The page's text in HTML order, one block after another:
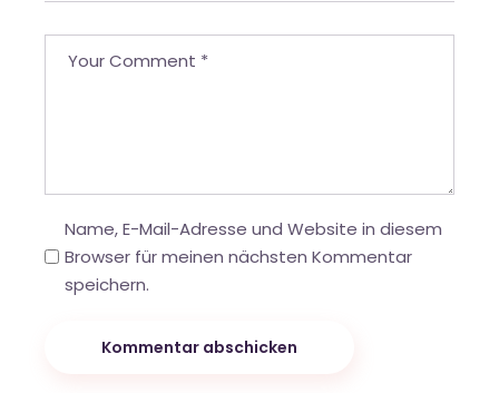
Name, E-Mail-Adresse und Website in diesem
Browser für meinen nächsten Kommentar
speichern.
Kommentar abschicken